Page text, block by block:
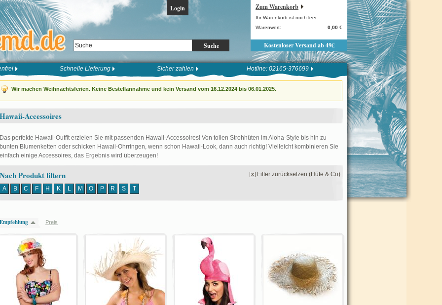
Suche
Login Zum Warenkorb
Ihr Warenkorb ist noch leer.
Warenwert:
0,00 €
Kostenloser Versand ab 49€
Schnelle Lieferung Sicher zahlen Hotline: 02165-376699
Wir machen Weihnachtsferien. Keine Bestellannahme und kein Versand vom 16.12.2024 bis 06.01.2025.
Hawaii-Accessoires
Das perfekte Hawaii-Outfit erzielen Sie mit passenden Hawaii-Accessoires! Von tollen Strohhüten im Aloha-Style bis hin zu
bunten Blumenketten oder schicken Hawaii-Ohrringen, wenn schon Hawaii-Look, dann auch richtig! Vielleicht kombinieren Sie
einfach einige Accessoires, das Ergebnis wird überzeugen!
Nach Produkt filtern
A B C F H K L M O P R S T
Filter zurücksetzen (Hüte & Co)
Empfehlung Preis